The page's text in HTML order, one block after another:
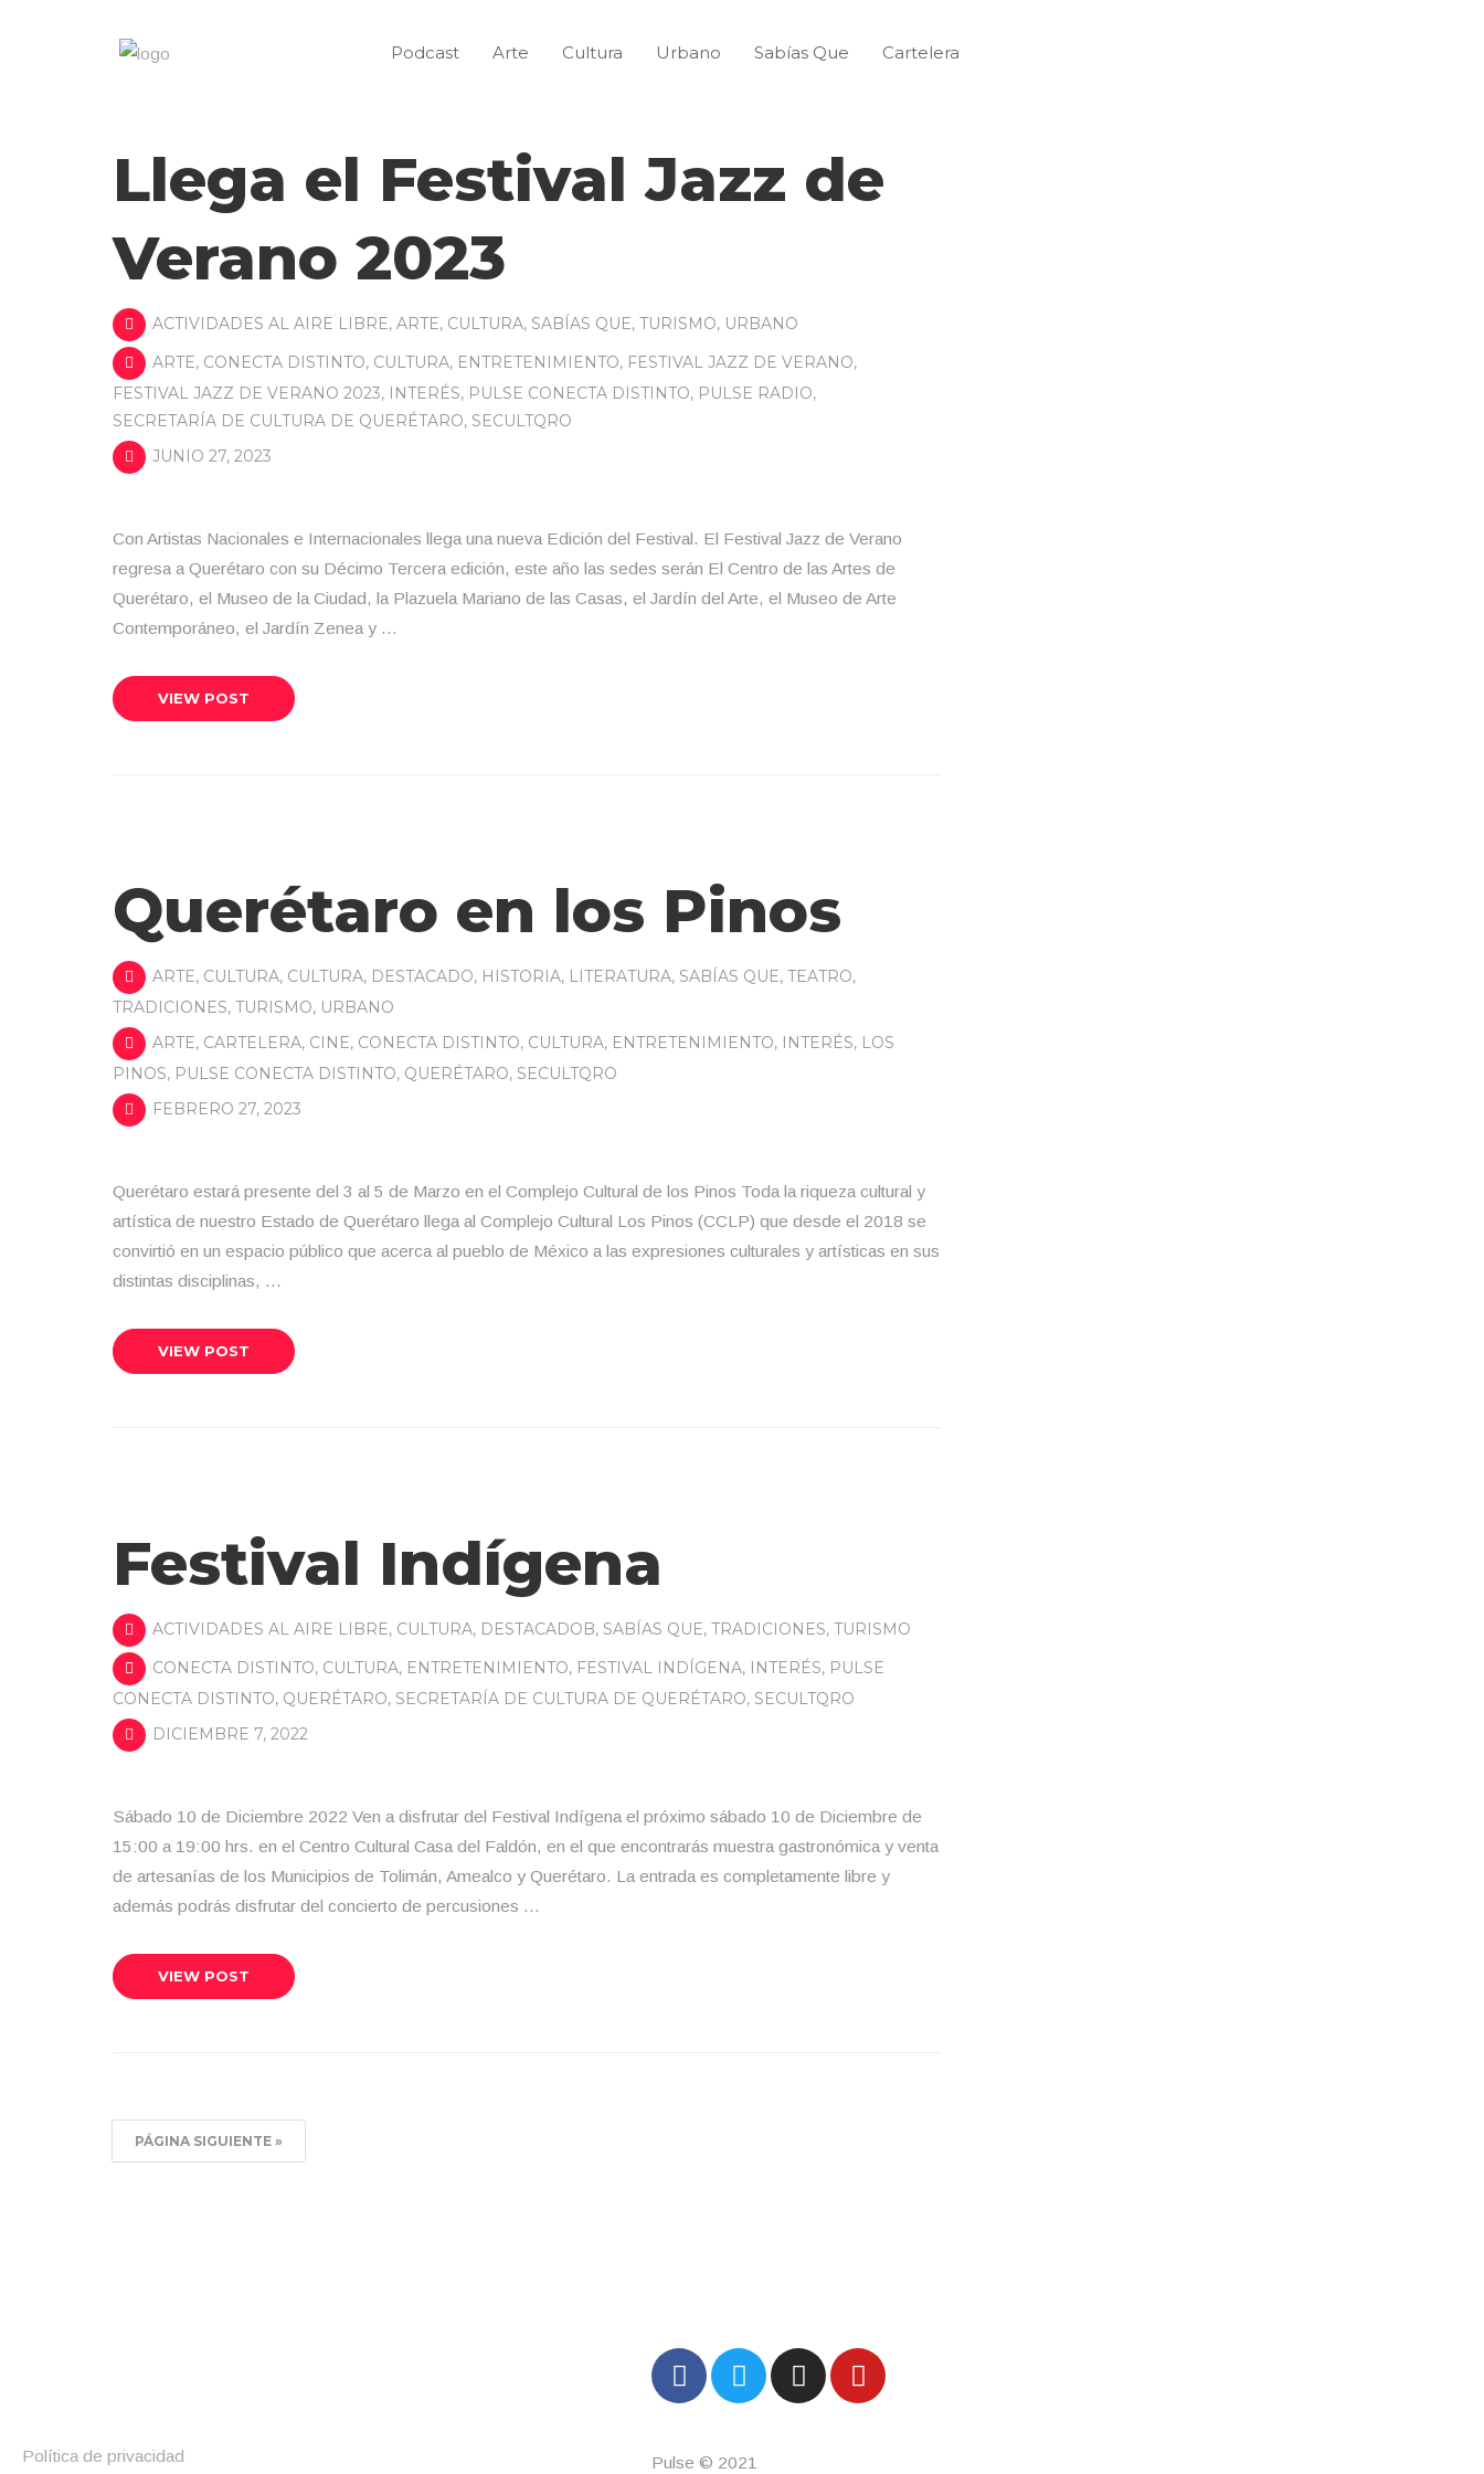
Podcast Arte Cultura Urbano Sabías Que Cartelera
Llega el Festival Jazz de
Verano 2023
ACTIVIDADES AL AIRE LIBRE, ARTE, CULTURA, SABÍAS QUE, TURISMO, URBANO
ARTE, CONECTA DISTINTO, CULTURA, ENTRETENIMIENTO, FESTIVAL JAZZ DE VERANO,
FESTIVAL JAZZ DE VERANO 2023, INTERÉS, PULSE CONECTA DISTINTO, PULSE RADIO,
SECRETARÍA DE CULTURA DE QUERÉTARO, SECULTQRO
JUNIO 27, 2023
Con Artistas Nacionales e Internacionales llega una nueva Edición del Festival. El Festival Jazz de Verano
regresa a Querétaro con su Décimo Tercera edición, este año las sedes serán El Centro de las Artes de
Querétaro, el Museo de la Ciudad, la Plazuela Mariano de las Casas, el Jardín del Arte, el Museo de Arte
Contemporáneo, el Jardín Zenea y …
VIEW POST
Querétaro en los Pinos
ARTE, CULTURA, CULTURA, DESTACADO, HISTORIA, LITERATURA, SABÍAS QUE, TEATRO,
TRADICIONES, TURISMO, URBANO
ARTE, CARTELERA, CINE, CONECTA DISTINTO, CULTURA, ENTRETENIMIENTO, INTERÉS, LOS
PINOS, PULSE CONECTA DISTINTO, QUERÉTARO, SECULTQRO
FEBRERO 27, 2023
Querétaro estará presente del 3 al 5 de Marzo en el Complejo Cultural de los Pinos Toda la riqueza cultural y
artística de nuestro Estado de Querétaro llega al Complejo Cultural Los Pinos (CCLP) que desde el 2018 se
convirtió en un espacio público que acerca al pueblo de México a las expresiones culturales y artísticas en sus
distintas disciplinas, …
VIEW POST
Festival Indígena
ACTIVIDADES AL AIRE LIBRE, CULTURA, DESTACADOB, SABÍAS QUE, TRADICIONES, TURISMO
CONECTA DISTINTO, CULTURA, ENTRETENIMIENTO, FESTIVAL INDÍGENA, INTERÉS, PULSE
CONECTA DISTINTO, QUERÉTARO, SECRETARÍA DE CULTURA DE QUERÉTARO, SECULTQRO
DICIEMBRE 7, 2022
Sábado 10 de Diciembre 2022 Ven a disfrutar del Festival Indígena el próximo sábado 10 de Diciembre de
15:00 a 19:00 hrs. en el Centro Cultural Casa del Faldón, en el que encontrarás muestra gastronómica y venta
de artesanías de los Municipios de Tolimán, Amealco y Querétaro. La entrada es completamente libre y
además podrás disfrutar del concierto de percusiones …
VIEW POST
PÁGINA SIGUIENTE »
Política de privacidad Pulse © 2021